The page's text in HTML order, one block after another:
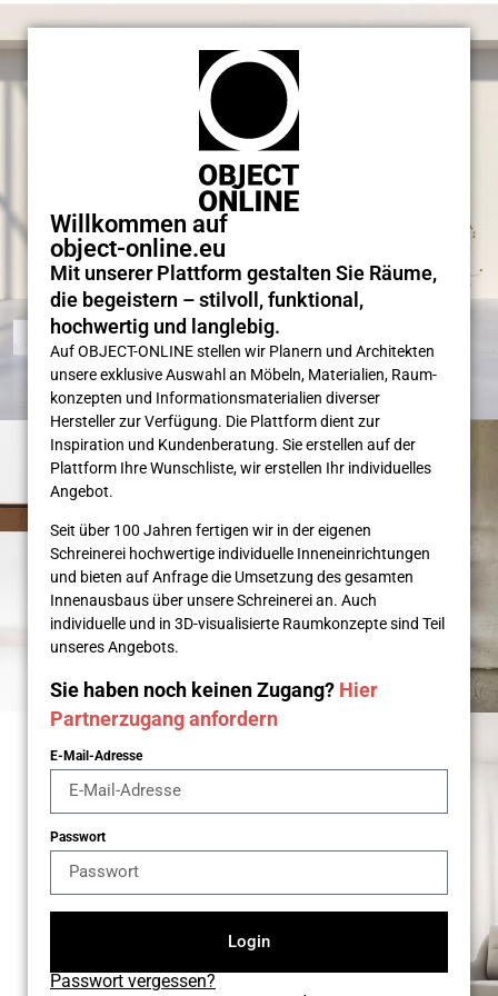
Willkommen auf
object-online.eu
Mit unserer Plattform gestalten Sie Räume,
die begeistern – stilvoll, funktional,
hochwertig und langlebig.
Auf OBJECT-ONLINE stellen wir Planern und Architekten
unsere exklusive Auswahl an Möbeln, Materialien, Raum­
konzepten und Informations­materialien diverser
Hersteller zur Verfügung. Die Plattform dient zur
Inspiration und Kunden­beratung. Sie erstellen auf der
Plattform Ihre Wunsch­liste, wir erstellen Ihr individuelles
Angebot.
Seit über 100 Jahren fertigen wir in der eigenen
Schreinerei hochwertige individuelle Inneneinrichtungen
und bieten auf Anfrage die Umsetzung des gesamten
Innenausbaus über unsere Schreinerei an. Auch
individuelle und in 3D-visualisierte Raumkonzepte sind Teil
unseres Angebots.
Sie haben noch keinen Zugang? Hier
Partnerzugang anfordern
E-Mail-Adresse
Passwort
Login
Passwort vergessen?